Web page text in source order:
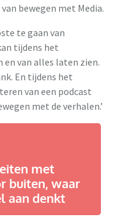
bewegen met Media.
te gaan van
tijdens het
en van alles laten zien.
En tijdens het
van een podcast
met de verhalen.’
met
buiten, waar
aan denkt